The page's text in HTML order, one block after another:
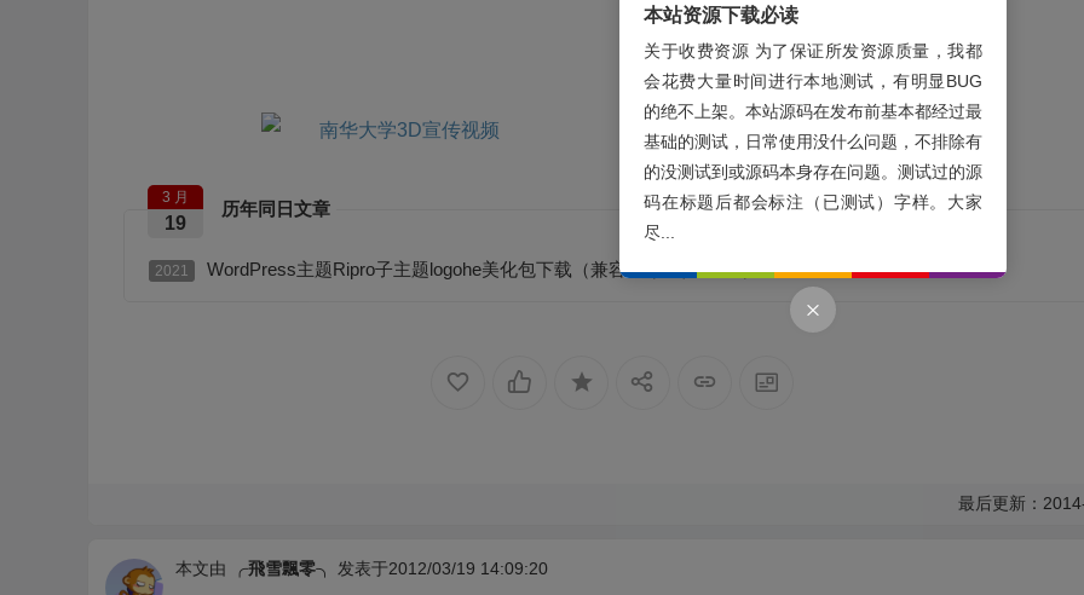
历年同日文章
3 月
19
2021 WordPress主题Ripro子主题logohe美化包下载（兼容8.6）（已测试）
最后更新：
本文由 ╭飛雪飄零╮ 发表于2012/03/19 14:09:20
本站资源下载必读
关于收费资源 为了保证所发资源质量，我都
会花费大量时间进行本地测试，有明显BUG
的绝不上架。本站源码在发布前基本都经过最
基础的测试，日常使用没什么问题，不排除有
的没测试到或源码本身存在问题。测试过的源
码在标题后都会标注（已测试）字样。大家
尽...